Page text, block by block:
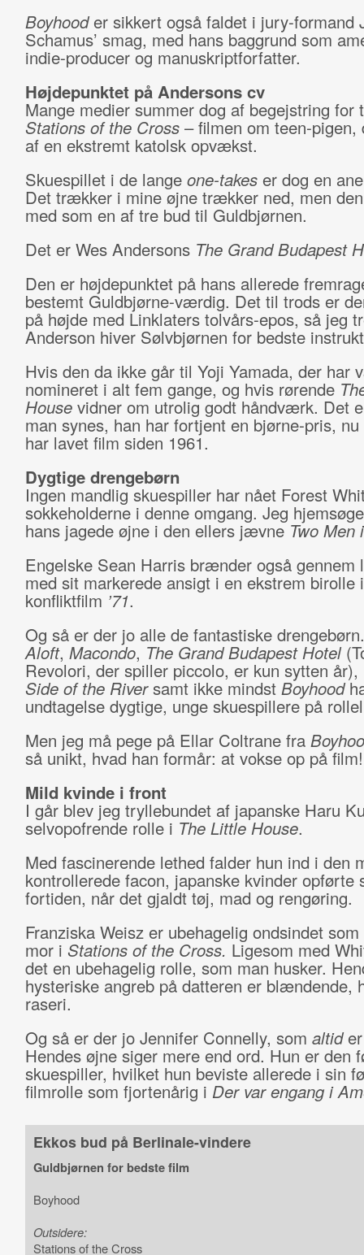
Boyhooder sikkert også faldet i jury-formand
Schamus’ smag, med hans baggrund som
indie-producer og manuskriptforfatter.
Højdepunktet på Andersons cv
Mange medier summer dog af begejstring for
Stations of the Cross– filmen om teen-pigen,
af en ekstremt katolsk opvækst.
Skuespillet i de lange one-takeser dog en
Det trækker i mine øjne trækker ned, men
med som en af tre bud til Guldbjørnen.
Det er Wes Andersons The Grand Budapest
Den er højdepunktet på hans allerede
bestemt Guldbjørne-værdig. Det til trods er
på højde med Linklaters tolvårs-epos, så jeg
Anderson hiver Sølvbjørnen for bedste
Hvis den da ikke går til Yoji Yamada, der har
nomineret i alt fem gange, og hvis rørende
Housevidner om utrolig godt håndværk. Det
man synes, han har fortjent en bjørne-pris, nu
har lavet film siden 1961.
Dygtige drengebørn
Ingen mandlig skuespiller har nået Forest
sokkeholderne i denne omgang. Jeg
hans jagede øjne i den ellers jævne Two Men
Engelske Sean Harris brænder også
med sit markerede ansigt i en ekstrem birolle
konfliktfilm ’71.
Og så er der jo alle de fantastiske
Aloft, Macondo, The Grand Budapest Hotel
Revolori, der spiller piccolo, er kun sytten år),
Side of the River samt ikke mindst Boyhood
undtagelse dygtige, unge skuespillere på
Men jeg må pege på Ellar Coltrane fra
så unikt, hvad han formår: at vokse op på film!
Mild kvinde i front
I går blev jeg tryllebundet af japanske Haru
selvopofrende rolle i The Little House.
Med fascinerende lethed falder hun ind i den
kontrollerede facon, japanske kvinder opførte
fortiden, når det gjaldt tøj, mad og rengøring.
Franziska Weisz er ubehagelig ondsindet
mor i Stations of the Cross. Ligesom med
det en ubehagelig rolle, som man husker.
hysteriske angreb på datteren er blændende,
raseri.
Og så er der jo Jennifer Connelly, som altider
Hendes øjne siger mere end ord. Hun er den
skuespiller, hvilket hun beviste allerede i sin
filmrolle som fjortenårig i Der var engang i
Ekkos bud på Berlinale-vindere
Guldbjørnen for bedste film
Boyhood
Outsidere:
Stations of the Cross